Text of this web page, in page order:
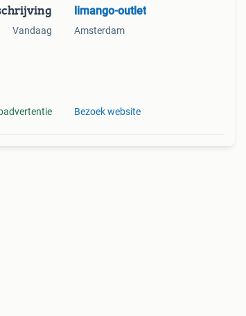
Vandaag
limango-outlet
Amsterdam
Bezoek website